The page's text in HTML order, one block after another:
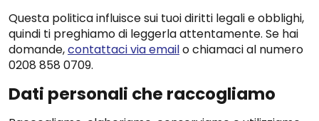
Questa politica influisce sui tuoi diritti legali e obblighi,
quindi ti preghiamo di leggerla attentamente. Se hai
domande,contattaci via emailo chiamaci al numero
0208 858 0709.
Dati personali che raccogliamo